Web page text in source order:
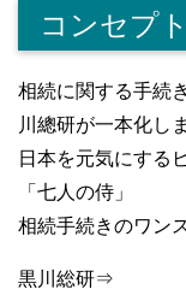
コンセプト
相続に関する手続
川總研が一本化し
日本を元気にする
「七人の侍」
相続手続きのワン
黒川総研⇒